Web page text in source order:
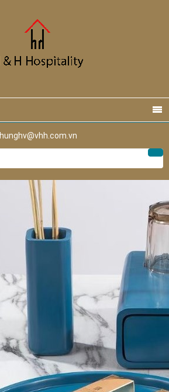
hunghv@vhh.com.vn